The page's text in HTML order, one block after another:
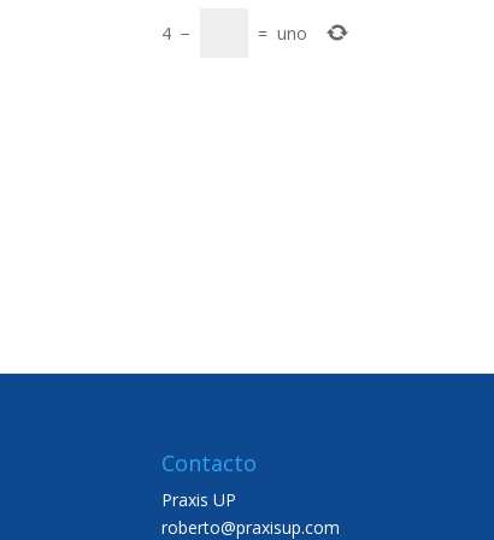
4 − = uno
Contacto
Praxis UP
roberto@praxisup.com